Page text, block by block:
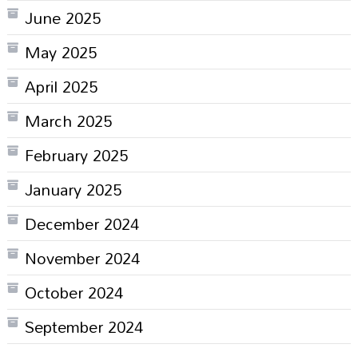
June 2025
May 2025
April 2025
March 2025
February 2025
January 2025
December 2024
November 2024
October 2024
September 2024